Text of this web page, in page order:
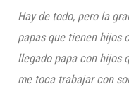
Hay de todo, pero la
papas que tienen hijos
llegado papa con hijos
me toca trabajar con